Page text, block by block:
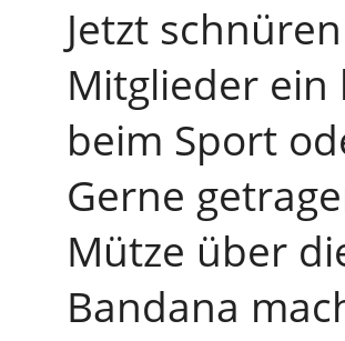
Jetzt
Mitglieder ein
beim Sport
Gerne
Mütze über
Bandana